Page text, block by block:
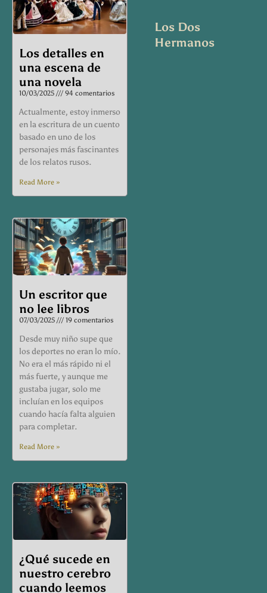
Los detalles en
una escena de
una novela
10/03/2025 94 comentarios
Actualmente, estoy inmerso
en la escritura de un cuento
basado en uno de los
personajes más fascinantes
de los relatos rusos.
Read More »
Un escritor que
no lee libros
07/03/2025 19 comentarios
Desde muy niño supe que
los deportes no eran lo mío.
No era el más rápido ni el
más fuerte, y aunque me
gustaba jugar, solo me
incluían en los equipos
cuando hacía falta alguien
para completar.
Read More »
¿Qué sucede en
nuestro cerebro
cuando leemos
Los Dos
Hermanos